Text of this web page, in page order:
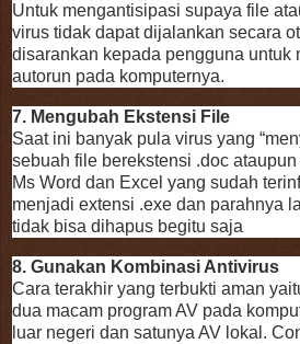
Untuk mengantisipasi supaya file
virus tidak dapat dijalankan secara
disarankan kepada pengguna untuk
autorun pada komputernya.
7. Mengubah Ekstensi File
Saat ini banyak pula virus yang
sebuah file berekstensi .doc
Ms Word dan Excel yang sudah
menjadi extensi .exe dan parahnya
tidak bisa dihapus begitu saja
8. Gunakan Kombinasi Antivirus
Cara terakhir yang terbukti aman
dua macam program AV pada
luar negeri dan satunya AV lokal.